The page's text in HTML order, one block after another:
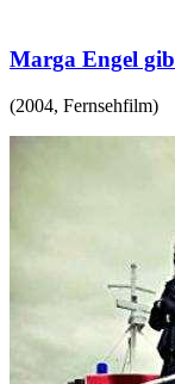
Marga Engel
(2004, Fernsehfilm)